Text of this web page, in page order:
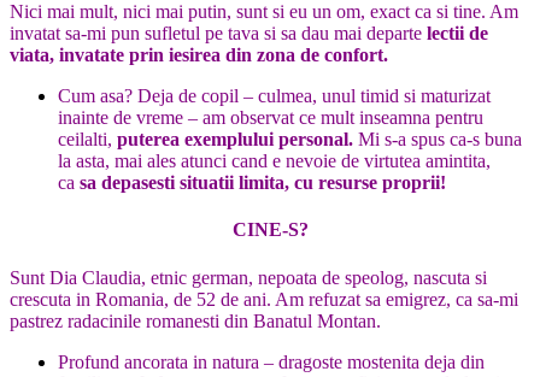
Nici mai mult, nici mai putin, sunt si eu un om, exact ca si tine. Am
invatat sa-mi pun sufletul pe tava si sa dau mai departe lectii de
viata, invatate prin iesirea din zona de confort.
Cum asa? Deja de copil – culmea, unul timid si maturizat
inainte de vreme – am observat ce mult inseamna pentru
ceilalti, puterea exemplului personal. Mi s-a spus ca-s buna
la asta, mai ales atunci cand e nevoie de virtutea amintita,
ca sa depasesti situatii limita, cu resurse proprii!
CINE-S?
Sunt Dia Claudia, etnic german, nepoata de speolog, nascuta si
crescuta in Romania, de 52 de ani. Am refuzat sa emigrez, ca sa-mi
pastrez radacinile romanesti din Banatul Montan.
Profund ancorata in natura – dragoste mostenita deja din